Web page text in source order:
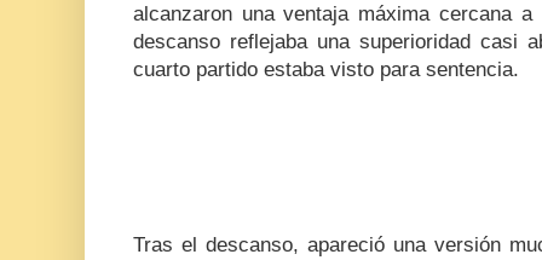
alcanzaron una ventaja máxima cercana
descanso reflejaba una superioridad casi
cuarto partido estaba visto para sentencia.
Tras el descanso, apareció una versión